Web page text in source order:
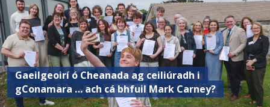
Gaeilgeoirí ó Cheanada ag ceiliúradh i
gConamara … ach cá bhfuil Mark Carney?